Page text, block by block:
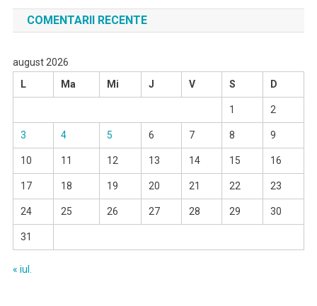
COMENTARII RECENTE
august 2026
L
Ma Mi J V S D
1 2
3 4 5 6 7 8 9
10 11 12 13 14 15 16
17 18 19 20 21 22 23
24 25 26 27 28 29 30
31
« iul.